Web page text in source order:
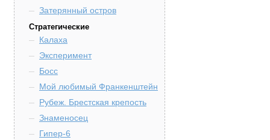
Затерянный остров
Стратегические
Калаха
Эксперимент
Босс
Мой любимый Франкенштейн
Рубеж. Брестская крепость
Знаменосец
Гипер-6